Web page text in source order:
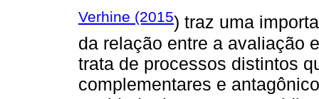
Verhine (2015) traz uma
da relação entre a avaliação
trata de processos distintos
complementares e